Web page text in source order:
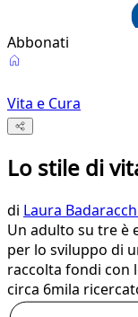
Abbonati
Vita e Cura
Lo stile di
di Laura
Un adulto su tre è
per lo sviluppo di
raccolta fondi con
circa 6mila